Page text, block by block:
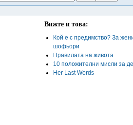
Вижте и това:
Кой е с предимство? За
шофьори
Правилата на живота
10 положителни мисли за
Her Last Words